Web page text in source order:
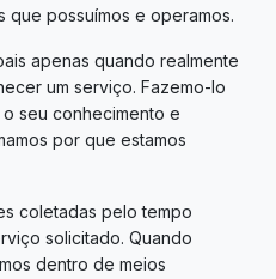
que possuímos e operamos.
apenas quando realmente
um serviço. Fazemo-lo
seu conhecimento e
por que estamos
coletadas pelo tempo
solicitado. Quando
dentro de meios